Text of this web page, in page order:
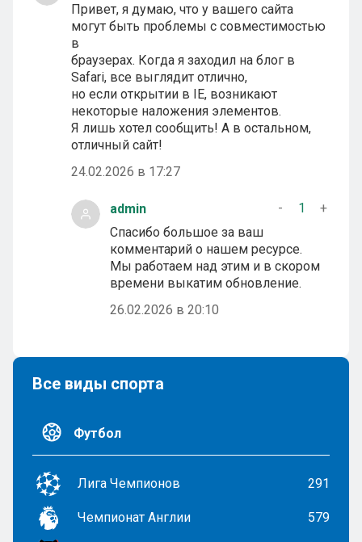
Привет, я думаю, что у вашего сайта
могут быть проблемы с совместимостью
в
браузерах. Когда я заходил на блог в
Safari, все выглядит отлично,
но если открытии в IE, возникают
некоторые наложения элементов.
Я лишь хотел сообщить! А в остальном,
отличный сайт!
24.02.2026 в 17:27
admin - 1
+
Спасибо большое за ваш
комментарий о нашем ресурсе.
Мы работаем над этим и в скором
времени выкатим обновление.
26.02.2026 в 20:10
Все виды спорта
Футбол
Лига Чемпионов 291
Чемпионат Англии 579